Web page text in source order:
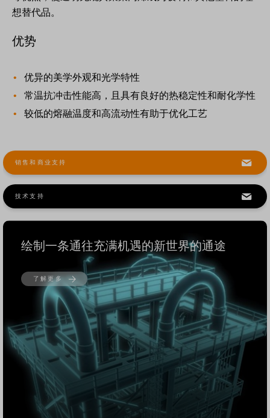
想替代品。
优势
优异的美学外观和光学特性
常温抗冲击性能高，且具有良好的热稳定性和耐化学性
较低的熔融温度和高流动性有助于优化工艺
销售和商业支持
技术支持
绘制一条通往充满机遇的新世界的通途
了解更多